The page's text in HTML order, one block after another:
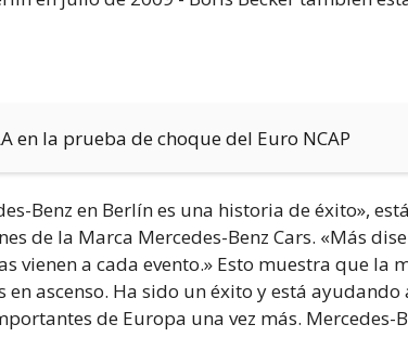
en la prueba de choque del Euro NCAP
Benz en Berlín es una historia de éxito»,
de la Marca Mercedes-Benz Cars. «Más
vienen a cada evento.» Esto muestra que la
ascenso. Ha sido un éxito y está ayudando
de Europa una vez más. Mercedes-